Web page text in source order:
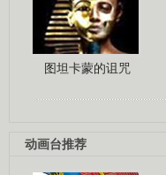
图坦卡蒙的诅咒
动画台推荐